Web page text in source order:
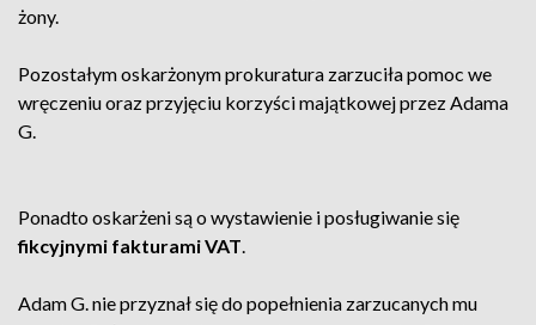
żony.
Pozostałym oskarżonym prokuratura zarzuciła pomoc we
wręczeniu oraz przyjęciu korzyści majątkowej przez Adama
G.
Ponadto oskarżeni są o wystawienie i posługiwanie się
fikcyjnymi fakturami VAT.
Adam G. nie przyznał się do popełnienia zarzucanych mu